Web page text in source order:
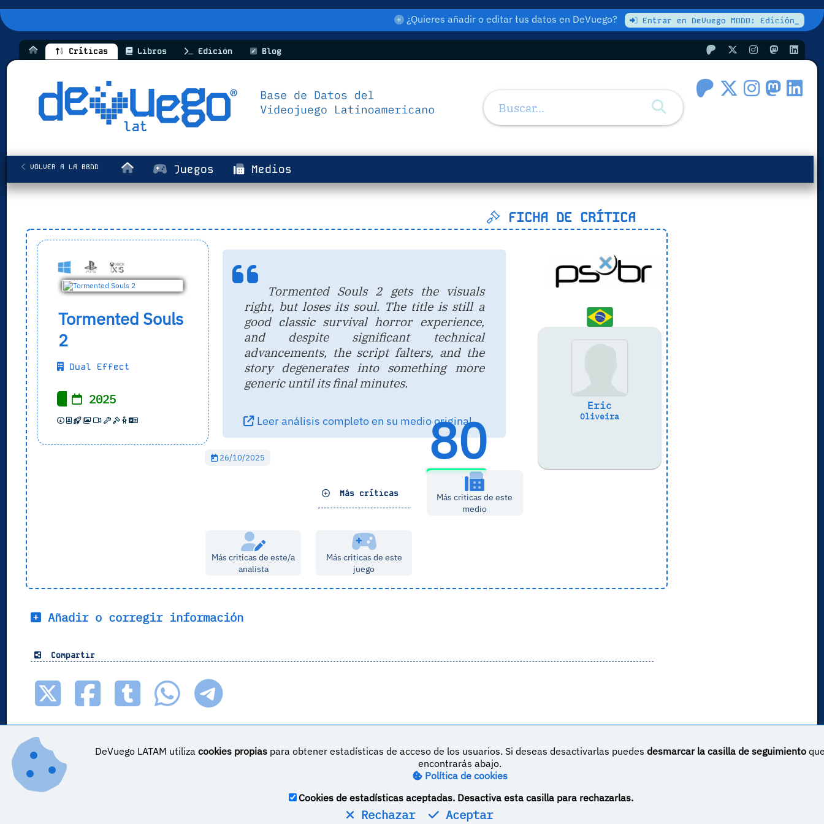
¿Quieres añadir o editar tus datos en DeVuego? Entrar en DeVuego MODO: Edición_
Críticas Libros Edición Blog
Juegos Medios
VOLVER A LA BBDD
FICHA DE CRÍTICA
Tormented Souls
2
Dual Effect
2025 Eric
Oliveira
Tormented Souls 2 gets the visuals
right, but loses its soul. The title is still a
good classic survival horror experience,
and despite significant technical
advancements, the script falters, and the
story degenerates into something more
generic until its final minutes.
Leer análisis completo en su medio original
80
26/10/2025
Más críticas
Más criticas de este
medio
Más criticas de este/a
analista
Más criticas de este
juego
Añadir o corregir información
Compartir
DeVuego es un proyecto sin ánimo de lucro creado porYova Turnes
DeVuego LATAM ES_COR es parte de ©DeVuego LATAM
DeVuego LATAM es parte de DeVuego
Sobre DeVuego LATAM ES_COR
Contacto
DeVuego LATAM utiliza cookies propiaspara obtener estadísticas de acceso de los usuarios. Si deseas desactivarlas puedes desmarcar la casilla de seguimiento
encontrarás abajo.
Política de cookies
Cookies de estadísticas aceptadas. Desactiva esta casilla para rechazarlas.
Rechazar Aceptar